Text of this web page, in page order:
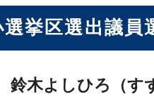
選挙区選出議員
木よしひろ（す